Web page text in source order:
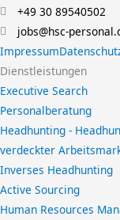
+49 30 89540502
jobs@hsc-
Impressum
Dienstleistungen
Executive Search
Personalberatung
Headhunting -
verdeckter
Inverses Headhunting
Active Sourcing
Human Resources